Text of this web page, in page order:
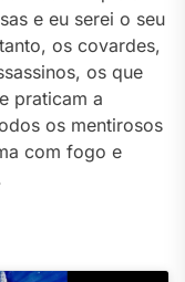
e eu serei o seu
os covardes,
os que
praticam a
os mentirosos
com fogo e